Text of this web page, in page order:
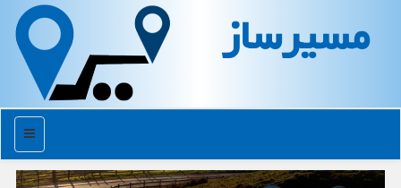
مسیرساز
منو